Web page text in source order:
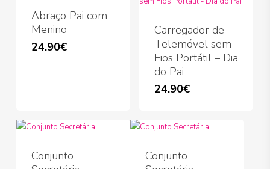
Abraço Pai com
Menino
24.90€
Carregador de
Telemóvel sem
Fios Portátil – Dia
do Pai
24.90€
multiple
Conjunto
Conjunto